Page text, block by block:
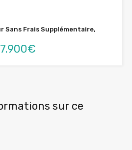
Sans Frais Supplémentaire,
sur ce